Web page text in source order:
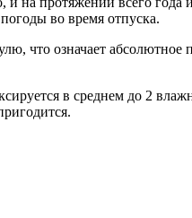
во время отпуска.
что означает абсолютное
в среднем до 2